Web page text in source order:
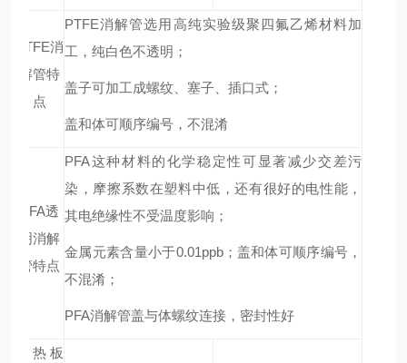
PTFE消
解管特
点
PTFE消解管选用高纯实验级聚四氟乙烯材料加
工，纯白色不透明；
盖子可加工成螺纹、塞子、插口式；
盖和体可顺序编号，不混淆
PFA透
明消解
管特点
PFA这种材料的化学稳定性可显著减少交差污
染，摩擦系数在塑料中低，还有很好的电性能，
其电绝缘性不受温度影响；
金属元素含量小于0.01ppb；盖和体可顺序编号，
不混淆；
PFA消解管盖与体螺纹连接，密封性好
加热板